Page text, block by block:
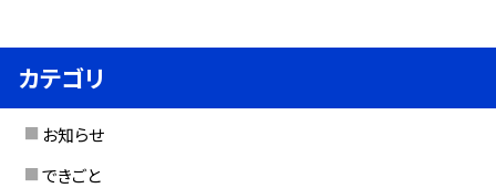
カテゴリ
お知らせ
できごと